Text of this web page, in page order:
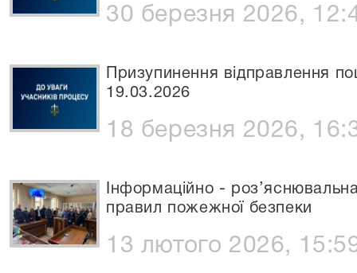
30 березня 2026,
Призупинення відправлення
19.03.2026
18 березня 2026,
Інформаційно -
правил пожежної безпеки
13 лютого 2026,